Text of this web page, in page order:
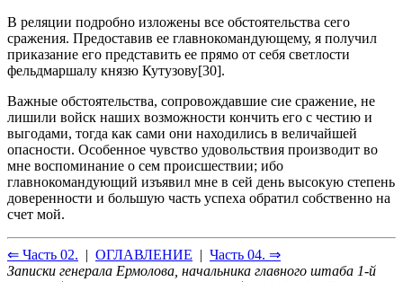
В реляции подробно изложены все обстоятельства сего
сражения. Предоставив ее главнокомандующему, я получил
приказание его представить ее прямо от себя светлости
фельдмаршалу князю Кутузову[30].
Важные обстоятельства, сопровождавшие сие сражение, не
лишили войск наших возможности кончить его с честию и
выгодами, тогда как сами они находились в величайшей
опасности. Особенное чувство удовольствия производит во
мне воспоминание о сем происшествии; ибо
главнокомандующий изъявил мне в сей день высокую степень
доверенности и большую часть успеха обратил собственно на
счет мой.
⇐ Часть 02. | ОГЛАВЛЕНИЕ | Часть 04. ⇒
Записки генерала Ермолова, начальника главного штаба 1-й